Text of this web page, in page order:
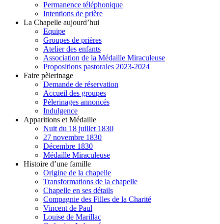
Permanence téléphonique
Intentions de prière
La Chapelle aujourd’hui
Equipe
Groupes de prières
Atelier des enfants
Association de la Médaille Miraculeuse
Propositions pastorales 2023-2024
Faire pèlerinage
Demande de réservation
Accueil des groupes
Pèlerinages annoncés
Indulgence
Apparitions et Médaille
Nuit du 18 juillet 1830
27 novembre 1830
Décembre 1830
Médaille Miraculeuse
Histoire d’une famille
Origine de la chapelle
Transformations de la chapelle
Chapelle en ses détails
Compagnie des Filles de la Charité
Vincent de Paul
Louise de Marillac